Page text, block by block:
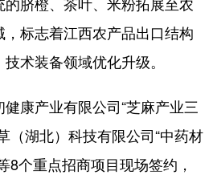
标志着江西农产品出口结构
术装备领域优化升级。
康产业有限公司“芝麻产业三
（湖北）科技有限公司“中药材
8个重点招商项目现场签约，